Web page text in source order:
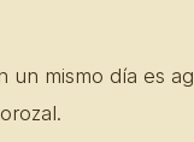
un mismo día es